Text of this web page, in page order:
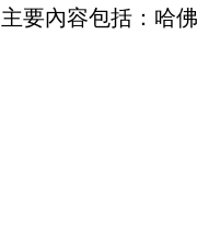
要內容包括：哈